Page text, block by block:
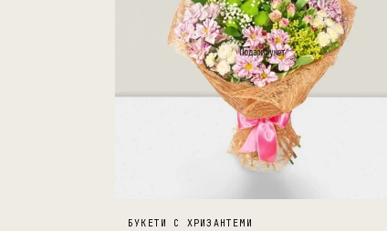
БУКЕТИ С ХРИЗАНТЕМИ